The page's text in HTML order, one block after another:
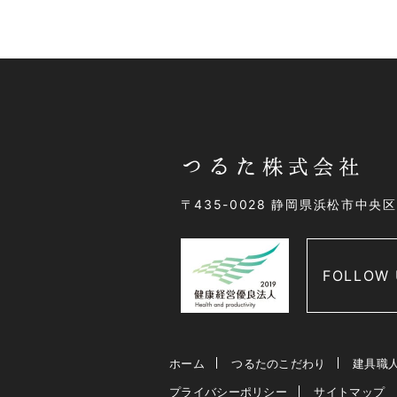
〒435-0028 静岡県浜松市中央
FOLLOW
ホーム つるたのこだわり
建具職
プライバシーポリシー
サイトマップ